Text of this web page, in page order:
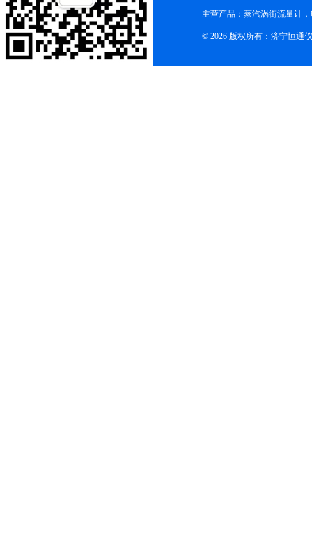
主营产品：蒸汽涡街流量计
© 2026 版权所有：济宁恒通